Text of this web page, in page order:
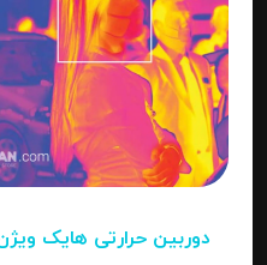
دوربین حرارتی هایک